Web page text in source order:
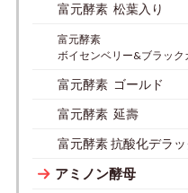
富元酵素 松葉入り
富元酵素
ボイセンベリー&ブラック
富元酵素 ゴールド
富元酵素 延壽
富元酵素 抗酸化デラッ
アミノン酵母